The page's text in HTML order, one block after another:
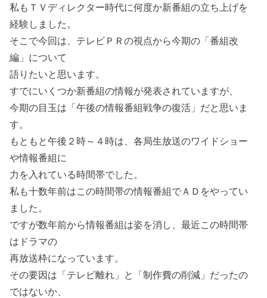
私もＴＶディレクター時代に何度か新番組の立ち上げを
経験しました。
そこで今回は、テレビＰＲの視点から今期の「番組改
編」について
語りたいと思います。
すでにいくつか新番組の情報が発表されていますが、
今期の目玉は「午後の情報番組戦争の復活」だと思いま
す。
もともと午後２時～４時は、各局生放送のワイドショー
や情報番組に
力を入れている時間帯でした。
私も十数年前はこの時間帯の情報番組でＡＤをやってい
ました。
ですが数年前から情報番組は姿を消し、最近この時間帯
はドラマの
再放送枠になっています。
その要因は「テレビ離れ」と「制作費の削減」だったの
ではないか、